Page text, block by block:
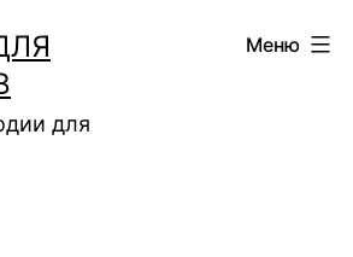
для
Меню